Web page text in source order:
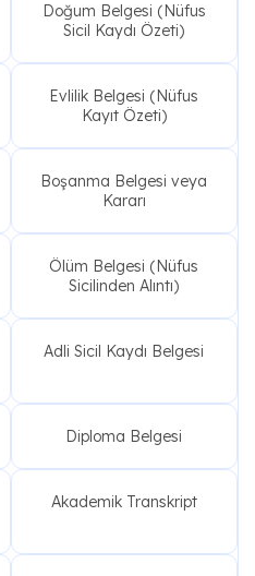
Doğum Belgesi (Nüfus
Sicil Kaydı Özeti)
Evlilik Belgesi (Nüfus
Kayıt Özeti)
Boşanma Belgesi veya
Kararı
Ölüm Belgesi (Nüfus
Sicilinden Alıntı)
Adli Sicil Kaydı Belgesi
Diploma Belgesi
Akademik Transkript